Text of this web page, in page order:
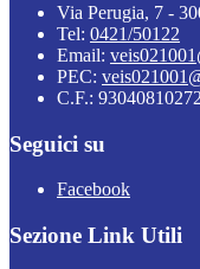
Via Perugia, 7 -
Tel: 0421/50122
Email:
PEC:
C.F.: 93040810272
Seguici su
Facebook
Sezione Link Utili